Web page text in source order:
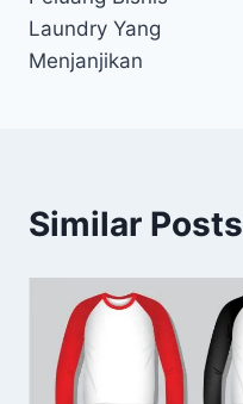
pos
Laundry Yang
Menjanjikan
Similar Posts